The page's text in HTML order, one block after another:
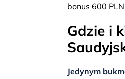
bonus 600
Gdzie i
Jedynym